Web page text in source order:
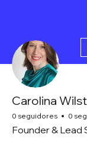
Carolina
0 seguidores 0
Founder & Lead